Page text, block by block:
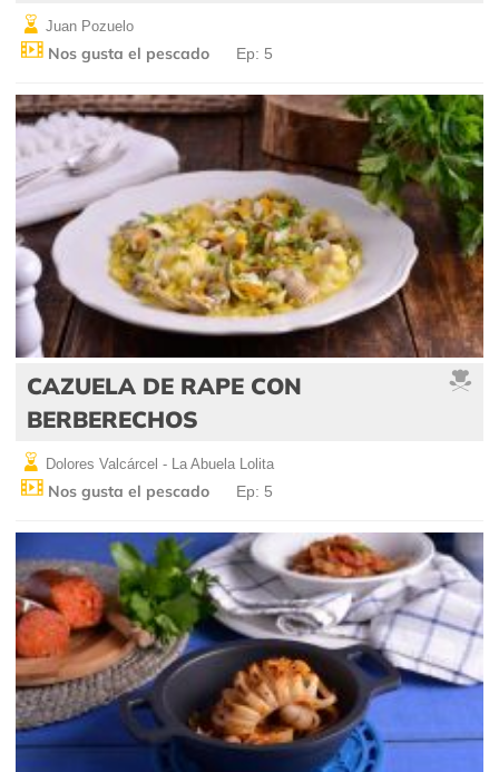
Juan Pozuelo
Nos gusta el pescado Ep: 5
CAZUELA DE RAPE CON
BERBERECHOS
Dolores Valcárcel - La Abuela Lolita
Nos gusta el pescado Ep: 5